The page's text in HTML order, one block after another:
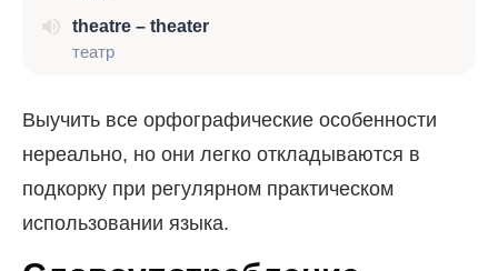
theatre – theater
театр
Выучить все орфографические особенности
нереально, но они легко откладываются в
подкорку при регулярном практическом
использовании языка.